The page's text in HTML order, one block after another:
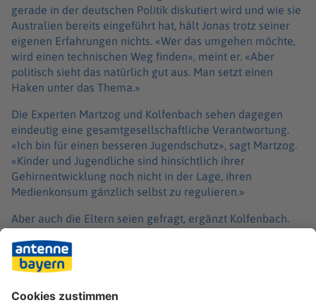
gerade in der deutschen Politik diskutiert wird und wie sie
Australien bereits eingeführt hat, hält Jonas trotz seiner
eigenen Erfahrungen nichts. «Wer das umgehen möchte,
wird einen technischen Weg finden», meint er. «Aber
politisch sieht das natürlich gut aus. Man setzt einen
Haken unter das Thema.»
Die Experten Martzog und Kolfenbach sehen dagegen
eindeutig eine gesamtgesellschaftliche Verantwortung.
«Ich bin für einen besseren Jugendschutz», sagt Martzog.
«Kinder und Jugendliche sind hinsichtlich ihrer
Gehirnentwicklung noch nicht in der Lage, ihren
Medienkonsum gänzlich selbst zu regulieren.»
Aber auch die Eltern seien gefragt, ergänzt Kolfenbach.
im Gespräch bleiben, dieser Grenzen setzen und selbst
Vorbild sein. «Die Kinder orientieren sich auch an Müttern